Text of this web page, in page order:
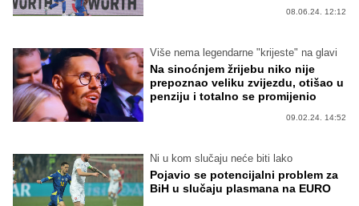
08.06.24. 12:12
Više nema legendarne "krijeste" na glavi
Na sinoćnjem žrijebu niko nije
prepoznao veliku zvijezdu, otišao u
penziju i totalno se promijenio
09.02.24. 14:52
Ni u kom slučaju neće biti lako
Pojavio se potencijalni problem za
BiH u slučaju plasmana na EURO